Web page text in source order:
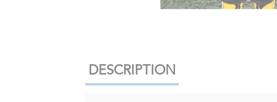
DESCRIPTION